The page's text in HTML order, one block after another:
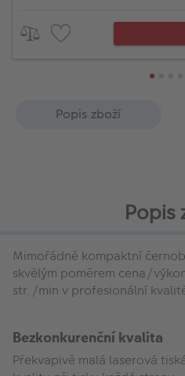
Popis zboží
Popis
Mimořádně kompaktní
skvělým poměrem cena/
str./min v profesionální
Bezkonkurenční kvalita
Překvapivě malá laserová